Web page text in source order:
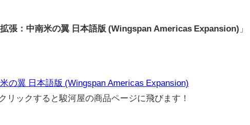
張：中南米の翼 日本語版 (Wingspan Americas Expansion) 」
の翼 日本語版 (Wingspan Americas Expansion)
リックすると駿河屋の商品ページに飛びます！